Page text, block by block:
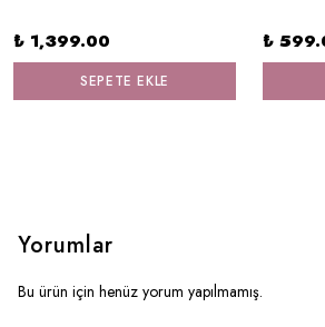
₺ 1,399.00
SEPETE EKLE
₺
Yorumlar
Bu ürün için henüz yorum yapılmamış.